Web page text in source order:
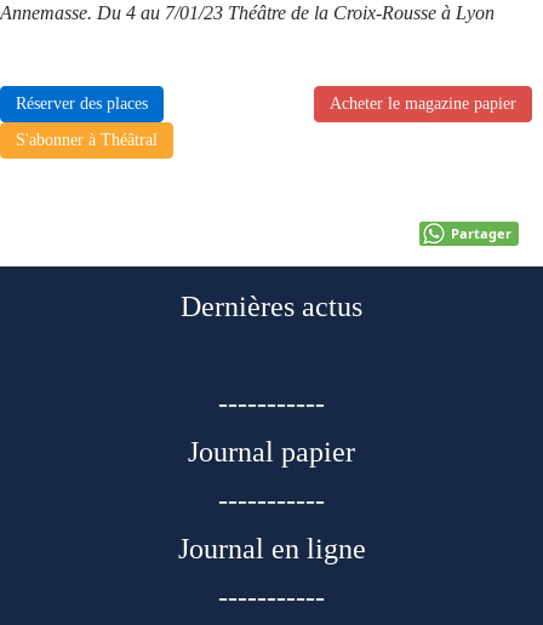
Annemasse. Du 4 au 7/01/23 Théâtre de la Croix-Rousse à Lyon
Réserver des places
Acheter le magazine papier
S'abonner à Théâtral
Partager
Dernières actus
-----------
Journal papier
-----------
Journal en ligne
-----------